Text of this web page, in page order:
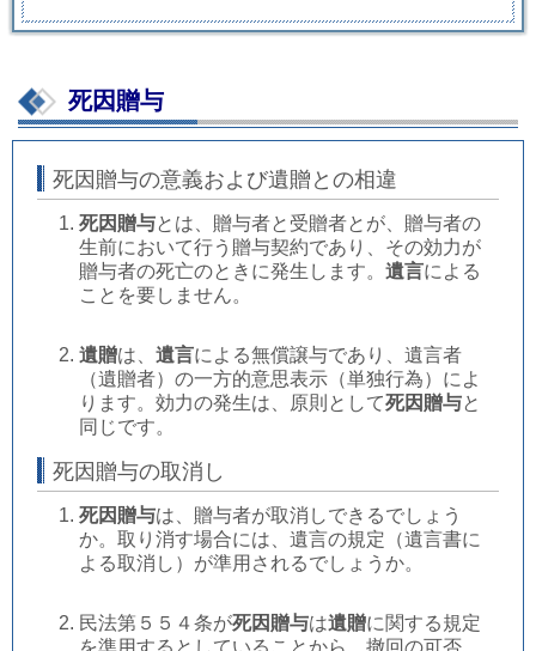
死因贈与
死因贈与の意義および遺贈との相違
死因贈与とは、贈与者と受贈者とが、贈与者の
生前において行う贈与契約であり、その効力が
贈与者の死亡のときに発生します。 遺言による
ことを要しません。
遺贈は、 遺言による無償譲与であり、遺言者
（遺贈者）の一方的意思表示（単独行為）によ
ります。効力の発生は、原則として死因贈与と
同じです。
死因贈与の取消し
死因贈与は、贈与者が取消しできるでしょう
か。取り消す場合には、遺言の規定（遺言書に
よる取消し）が準用されるでしょうか。
民法第５５４条が死因贈与は遺贈に関する規定
を準用するとしていることから、撤回の可否、